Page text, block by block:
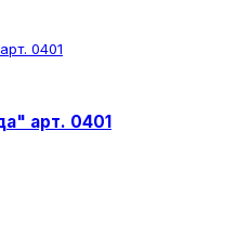
арт. 0401